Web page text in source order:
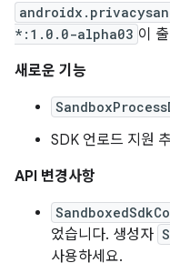
*:1.0.0-alpha03 이
새로운 기능
SDK 언로드 지원
API 변경사항
었습니다. 생성자
사용하세요.